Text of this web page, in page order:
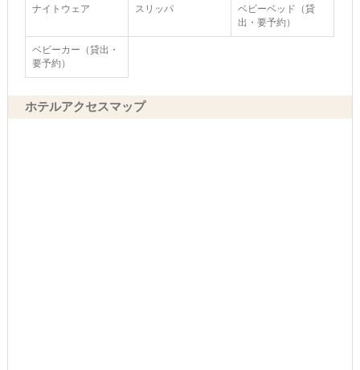
ナイトウェア スリッパ
ベビーベッド（貸
出・要予約）
ベビーカー（貸出・
要予約）
ホテルアクセスマップ